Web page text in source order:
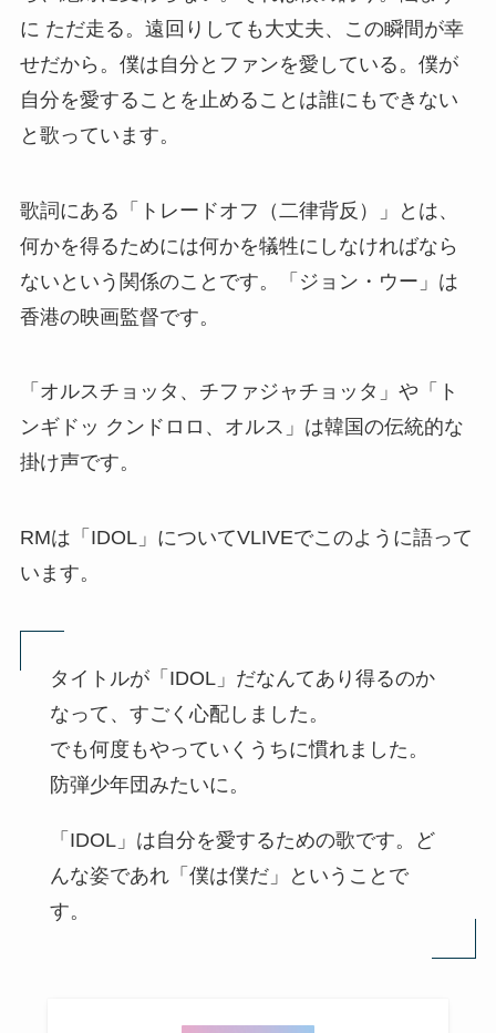
に ただ走る。遠回りしても大丈夫、この瞬間が幸
せだから。僕は自分とファンを愛している。僕が
自分を愛することを止めることは誰にもできない
と歌っています。
歌詞にある「トレードオフ（二律背反）」とは、
何かを得るためには何かを犠牲にしなければなら
ないという関係のことです。「ジョン・ウー」は
香港の映画監督です。
「オルスチョッタ、チファジャチョッタ」や「ト
ンギドッ クンドロロ、オルス」は韓国の伝統的な
掛け声です。
RMは「IDOL」についてVLIVEでこのように語って
います。
タイトルが「IDOL」だなんてあり得るのか
なって、すごく心配しました。
でも何度もやっていくうちに慣れました。
防弾少年団みたいに。
「IDOL」は自分を愛するための歌です。ど
んな姿であれ「僕は僕だ」ということで
す。